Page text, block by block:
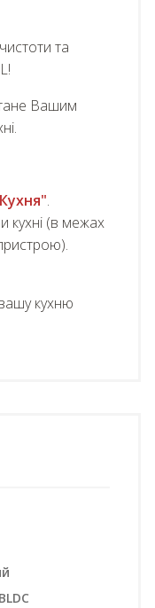
та
Вашим
.
кухні (в межах
кухню